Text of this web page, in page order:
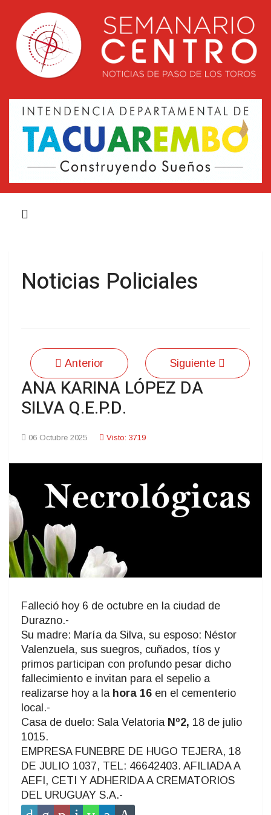
Noticias Policiales
Anterior Siguiente
ANA KARINA LÓPEZ DA
SILVA Q.E.P.D.
06 Octubre 2025 Visto: 3719
Falleció hoy 6 de octubre en la ciudad de
Durazno.-
Su madre: María da Silva, su esposo: Néstor
Valenzuela, sus suegros, cuñados, tíos y
primos participan con profundo pesar dicho
fallecimiento e invitan para el sepelio a
realizarse hoy a la hora 16 en el cementerio
local.-
Casa de duelo: Sala Velatoria Nº2, 18 de julio
1015.
EMPRESA FUNEBRE DE HUGO TEJERA, 18
DE JULIO 1037, TEL: 46642403. AFILIADA A
AEFI, CETI Y ADHERIDA A CREMATORIOS
DEL URUGUAY S.A.-